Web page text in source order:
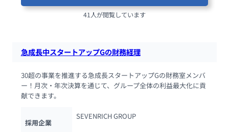
41人が閲覧しています
急成長中スタートアップGの財務経理
30超の事業を推進する急成長スタートアップGの財務室メンバ
ー！月次・年次決算を通じて、グループ全体の利益最大化に貢
献できます。
採用企業
SEVENRICH GROUP